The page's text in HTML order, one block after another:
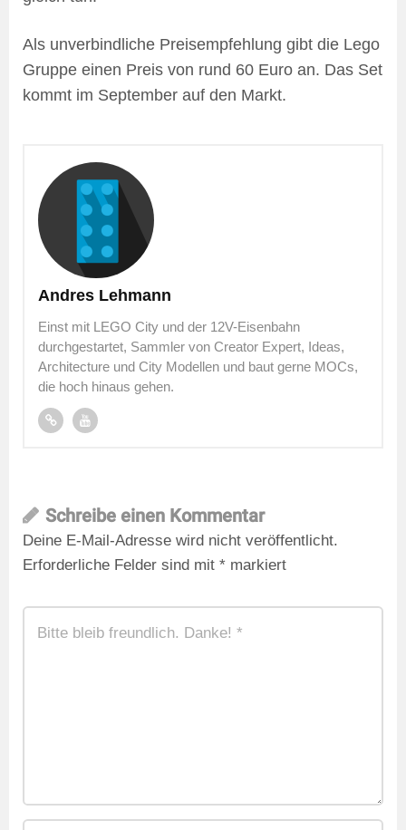
Als unverbindliche Preisempfehlung gibt die Lego
Gruppe einen Preis von rund 60 Euro an. Das Set
kommt im September auf den Markt.
Andres Lehmann
Einst mit LEGO City und der 12V-Eisenbahn
durchgestartet, Sammler von Creator Expert, Ideas,
Architecture und City Modellen und baut gerne MOCs,
die hoch hinaus gehen.
Schreibe einen Kommentar
Deine E-Mail-Adresse wird nicht veröffentlicht.
Erforderliche Felder sind mit * markiert